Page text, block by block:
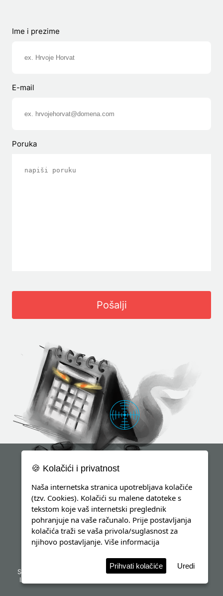
Ime i prezime
E-mail
Poruka
Pošalji
Sva prava pridržana d8solutions info@h-liga.hr
Izjava o kolačićima
🍪 Kolačići i privatnost
Naša internetska stranica upotrebljava kolačiće
(tzv. Cookies). Kolačići su malene datoteke s
tekstom koje vaš internetski preglednik
pohranjuje na vaše računalo. Prije postavljanja
kolačića traži se vaša privola/suglasnost za
njihovo postavljanje. Više informacija
Prihvati kolačiće Uredi